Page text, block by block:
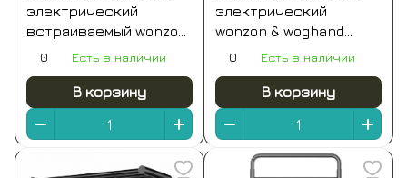
электрический
встраиваемый wonzon
& woghand hamburg,
0 Есть в наличии
В корзину
электрический
wonzon & woghand
essen, брашированный
0 Есть в наличии
В корзину